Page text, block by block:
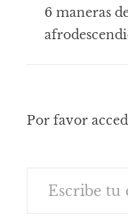
6 maneras
Por favor